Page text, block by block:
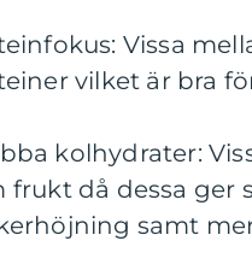
Vissa
vilket är bra
kolhydrater:
frukt då dessa ger
samt